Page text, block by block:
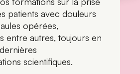
patients avec douleurs
opérées,
entre autres, toujours en
scientifiques.